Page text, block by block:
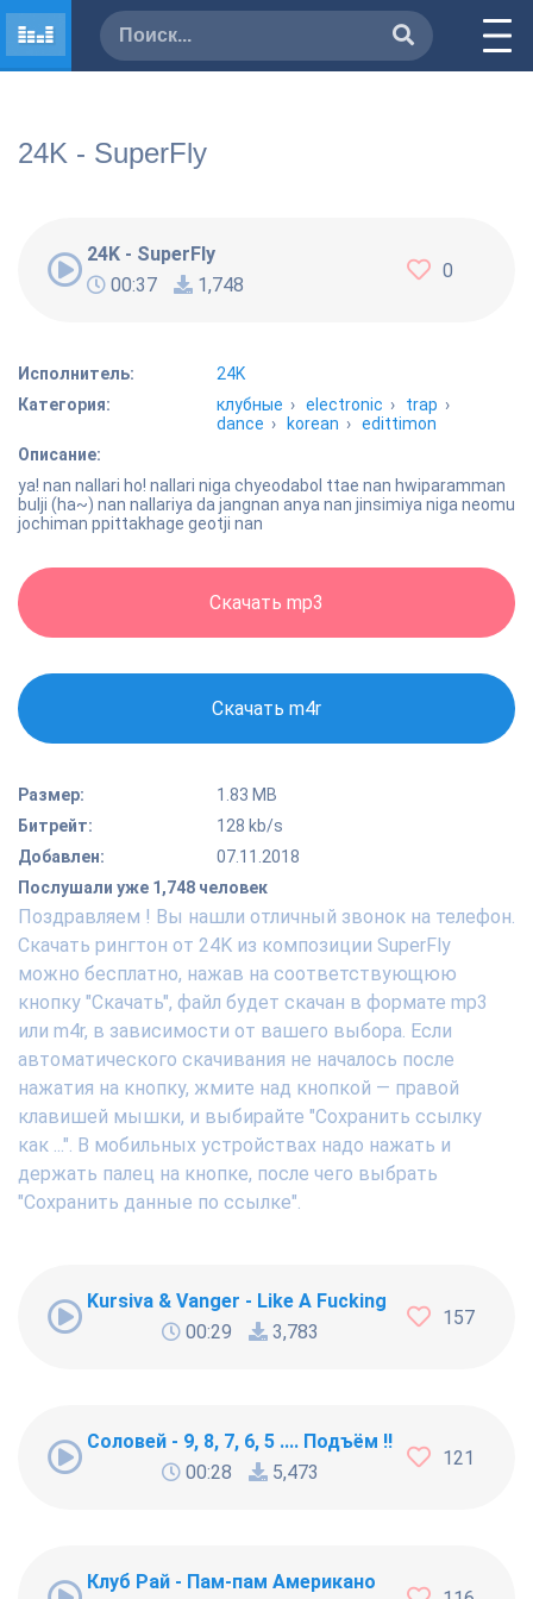
24K - SuperFly
24K - SuperFly
00:37
1,748
0
Исполнитель:
24K
Категория:
клубные ›electronic › trap ›
dance › korean ›edittimon
Описание:
ya! nan nallari ho! nallari niga chyeodabol ttae nan hwiparamman
bulji (ha~) nan nallariya da jangnan anya nan jinsimiya niga neomu
jochiman ppittakhage geotji nan
Скачать mp3
Скачать m4r
Размер:
1.83 MB
Битрейт:
128 kb/s
Добавлен:
07.11.2018
Послушали уже 1,748 человек
Поздравляем ! Вы нашли отличный звонок на телефон.
Скачать рингтон от 24K из композиции SuperFly
можно бесплатно, нажав на соответствующюю
кнопку "Скачать", файл будет скачан в формате mp3
или m4r, в зависимости от вашего выбора. Если
автоматического скачивания не началось после
нажатия на кнопку, жмите над кнопкой — правой
клавишей мышки, и выбирайте "Сохранить ссылку
как ...". В мобильных устройствах надо нажать и
держать палец на кнопке, после чего выбрать
"Сохранить данные по ссылке".
Kursiva & Vanger - Like A Fucking Newbie
00:29
3,783
157
Соловей - 9, 8, 7, 6, 5 .... Подъём !!!
00:28
5,473
121
Клуб Рай - Пам-пам Американо